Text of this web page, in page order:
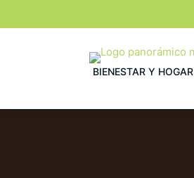
BIENESTAR Y HOGAR